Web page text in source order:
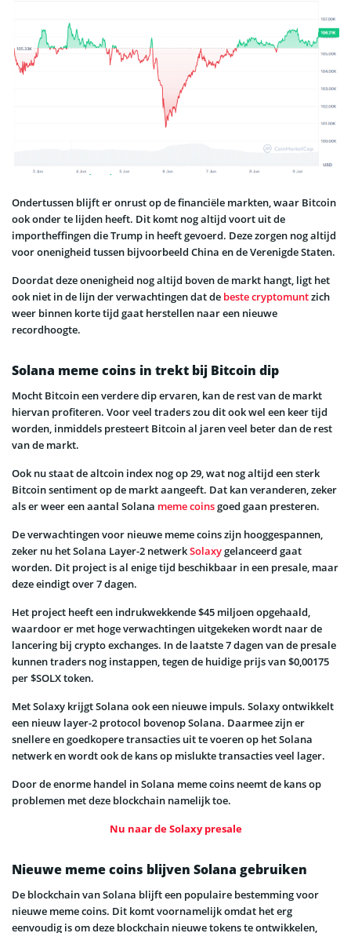
Ondertussen blijft er onrust op de financiële markten, waar Bitcoin
ook onder te lijden heeft. Dit komt nog altijd voort uit de
importheffingen die Trump in heeft gevoerd. Deze zorgen nog altijd
voor onenigheid tussen bijvoorbeeld China en de Verenigde Staten.
Doordat deze onenigheid nog altijd boven de markt hangt, ligt het
ook niet in de lijn der verwachtingen dat de beste cryptomuntzich
weer binnen korte tijd gaat herstellen naar een nieuwe
recordhoogte.
Solana meme coins in trekt bij Bitcoin dip
Mocht Bitcoin een verdere dip ervaren, kan de rest van de markt
hiervan profiteren. Voor veel traders zou dit ook wel een keer tijd
worden, inmiddels presteert Bitcoin al jaren veel beter dan de rest
van de markt.
Ook nu staat de altcoin index nog op 29, wat nog altijd een sterk
Bitcoin sentiment op de markt aangeeft. Dat kan veranderen, zeker
als er weer een aantal Solana meme coinsgoed gaan presteren.
De verwachtingen voor nieuwe meme coins zijn hooggespannen,
zeker nu het Solana Layer-2 netwerkSolaxygelanceerd gaat
worden. Dit project is al enige tijd beschikbaar in een presale, maar
deze eindigt over 7 dagen.
Het project heeft een indrukwekkende $45 miljoen opgehaald,
waardoor er met hoge verwachtingen uitgekeken wordt naar de
lancering bij crypto exchanges. In de laatste 7 dagen van de presale
kunnen traders nog instappen, tegen de huidige prijs van $0,00175
per $SOLX token.
Met Solaxy krijgt Solana ook een nieuwe impuls. Solaxy ontwikkelt
een nieuw layer-2 protocol bovenop Solana. Daarmee zijn er
snellere en goedkopere transacties uit te voeren op het Solana
netwerk en wordt ook de kans op mislukte transacties veel lager.
Door de enorme handel in Solana meme coins neemt de kans op
problemen met deze blockchain namelijk toe.
Nu naar de Solaxy presale
Nieuwe meme coins blijven Solana gebruiken
De blockchain van Solana blijft een populaire bestemming voor
nieuwe meme coins. Dit komt voornamelijk omdat het erg
eenvoudig is om deze blockchain nieuwe tokens te ontwikkelen,